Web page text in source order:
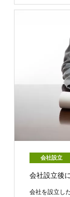
会社設立
会社設立後
会社を設立し